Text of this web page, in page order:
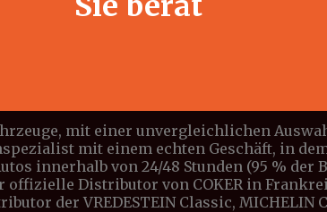
mit einer unvergleichlichen
mit einem echten Geschäft, in
innerhalb von 24/48 Stunden (95 % der
Distributor von COKER in
der VREDESTEIN Classic, MICHELIN